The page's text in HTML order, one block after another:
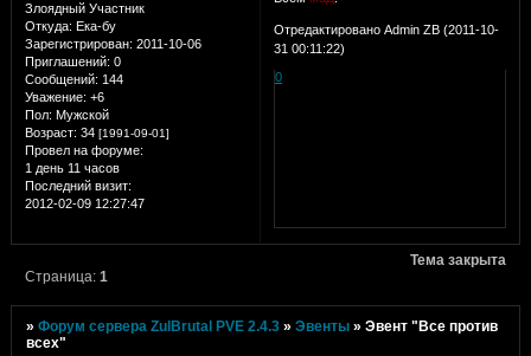
Злоядный Участник
Откуда: Ека-бу
Зарегистрирован: 2011-10-06
Приглашений: 0
Сообщений: 144
Уважение: +6
Пол: Мужской
Возраст: 34 [1991-09-01]
Провел на форуме:
1 день 11 часов
Последний визит:
2012-02-09 12:27:47
Отредактировано Admin ZB (2011-10-
31 00:11:22)
0
Тема закрыта
Страница:1
»Форум сервера ZulBrutal PVE 2.4.3 »Эвенты »Эвент "Все против
всех"